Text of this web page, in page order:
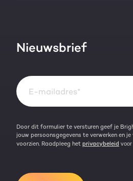
Team
Events & webinars
Kennisbank
Nieuwsbrief
Door dit formulier te versturen geef je
jouw persoonsgegevens te verwerken en
voorzien. Raadpleeg het privacybeleid voor